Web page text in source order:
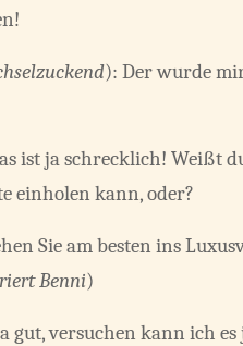
): Der wurde
ist ja schrecklich! Weißt
einholen kann, oder?
Sie am besten ins
Benni)
gut, versuchen kann ich es